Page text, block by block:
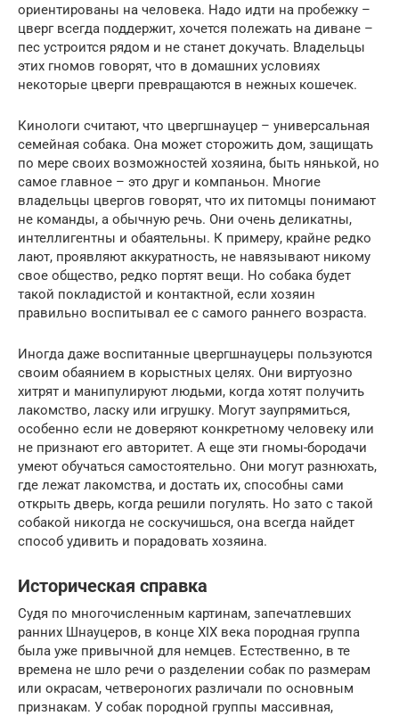
ориентированы на человека. Надо идти на пробежку –
цверг всегда поддержит, хочется полежать на диване –
пес устроится рядом и не станет докучать. Владельцы
этих гномов говорят, что в домашних условиях
некоторые цверги превращаются в нежных кошечек.
Кинологи считают, что цвергшнауцер – универсальная
семейная собака. Она может сторожить дом, защищать
по мере своих возможностей хозяина, быть нянькой, но
самое главное – это друг и компаньон. Многие
владельцы цвергов говорят, что их питомцы понимают
не команды, а обычную речь. Они очень деликатны,
интеллигентны и обаятельны. К примеру, крайне редко
лают, проявляют аккуратность, не навязывают никому
свое общество, редко портят вещи. Но собака будет
такой покладистой и контактной, если хозяин
правильно воспитывал ее с самого раннего возраста.
Иногда даже воспитанные цвергшнауцеры пользуются
своим обаянием в корыстных целях. Они виртуозно
хитрят и манипулируют людьми, когда хотят получить
лакомство, ласку или игрушку. Могут заупрямиться,
особенно если не доверяют конкретному человеку или
не признают его авторитет. А еще эти гномы-бородачи
умеют обучаться самостоятельно. Они могут разнюхать,
где лежат лакомства, и достать их, способны сами
открыть дверь, когда решили погулять. Но зато с такой
собакой никогда не соскучишься, она всегда найдет
способ удивить и порадовать хозяина.
Историческая справка
Судя по многочисленным картинам, запечатлевших
ранних Шнауцеров, в конце XIX века породная группа
была уже привычной для немцев. Естественно, в те
времена не шло речи о разделении собак по размерам
или окрасам, четвероногих различали по основным
признакам. У собак породной группы массивная,